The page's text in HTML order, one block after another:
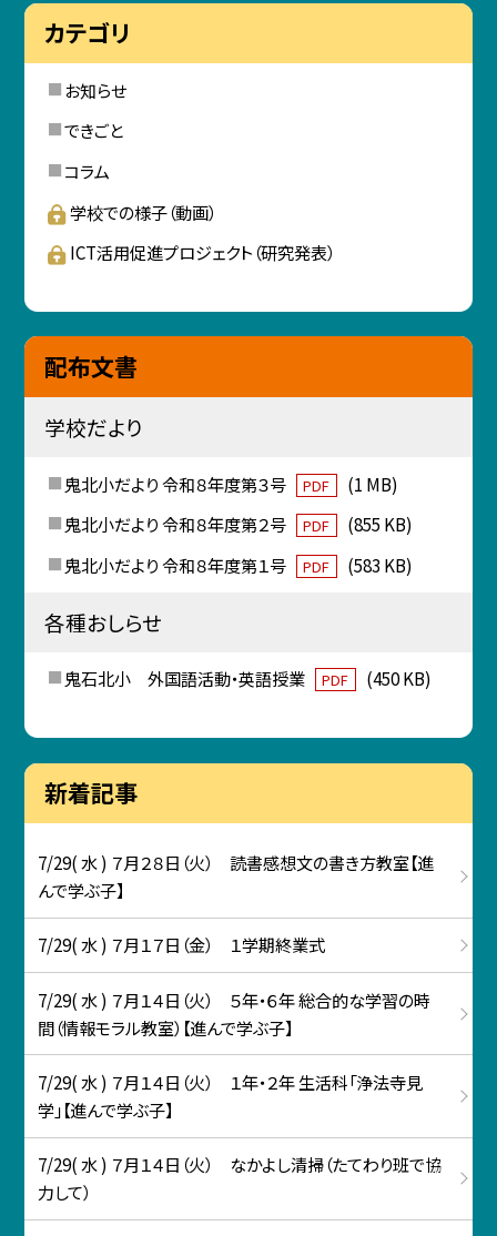
カテゴリ
お知らせ
できごと
コラム
学校での様子（動画）
ICT活用促進プロジェクト（研究発表）
配布文書
学校だより
鬼北小だより 令和８年度第３号 PDF
(1 MB)
鬼北小だより 令和８年度第２号
PDF
(855 KB)
鬼北小だより 令和８年度第１号
PDF (583 KB)
各種おしらせ
鬼石北小 外国語活動・英語授業 PDF (450 KB)
新着記事
7/29( 水 ) ７月２８日（火） 読書感想文の書き方教室【進
んで学ぶ子】
7/29( 水 ) ７月１７日（金） １学期終業式
7/29( 水 ) ７月１４日（火） ５年・６年 総合的な学習の時
間（情報モラル教室）【進んで学ぶ子】
7/29( 水 ) ７月１４日（火） １年・２年 生活科「浄法寺見
学」【進んで学ぶ子】
7/29( 水 ) ７月１４日（火） なかよし清掃（たてわり班で協
力して）